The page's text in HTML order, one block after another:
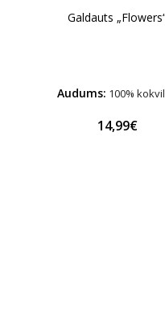
Galdauts
Audums: 100%
14,99€